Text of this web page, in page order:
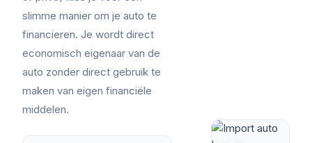
slimme manier om je auto te
financieren. Je wordt direct
economisch eigenaar van de
auto zonder direct gebruik te
maken van eigen financiële
middelen.